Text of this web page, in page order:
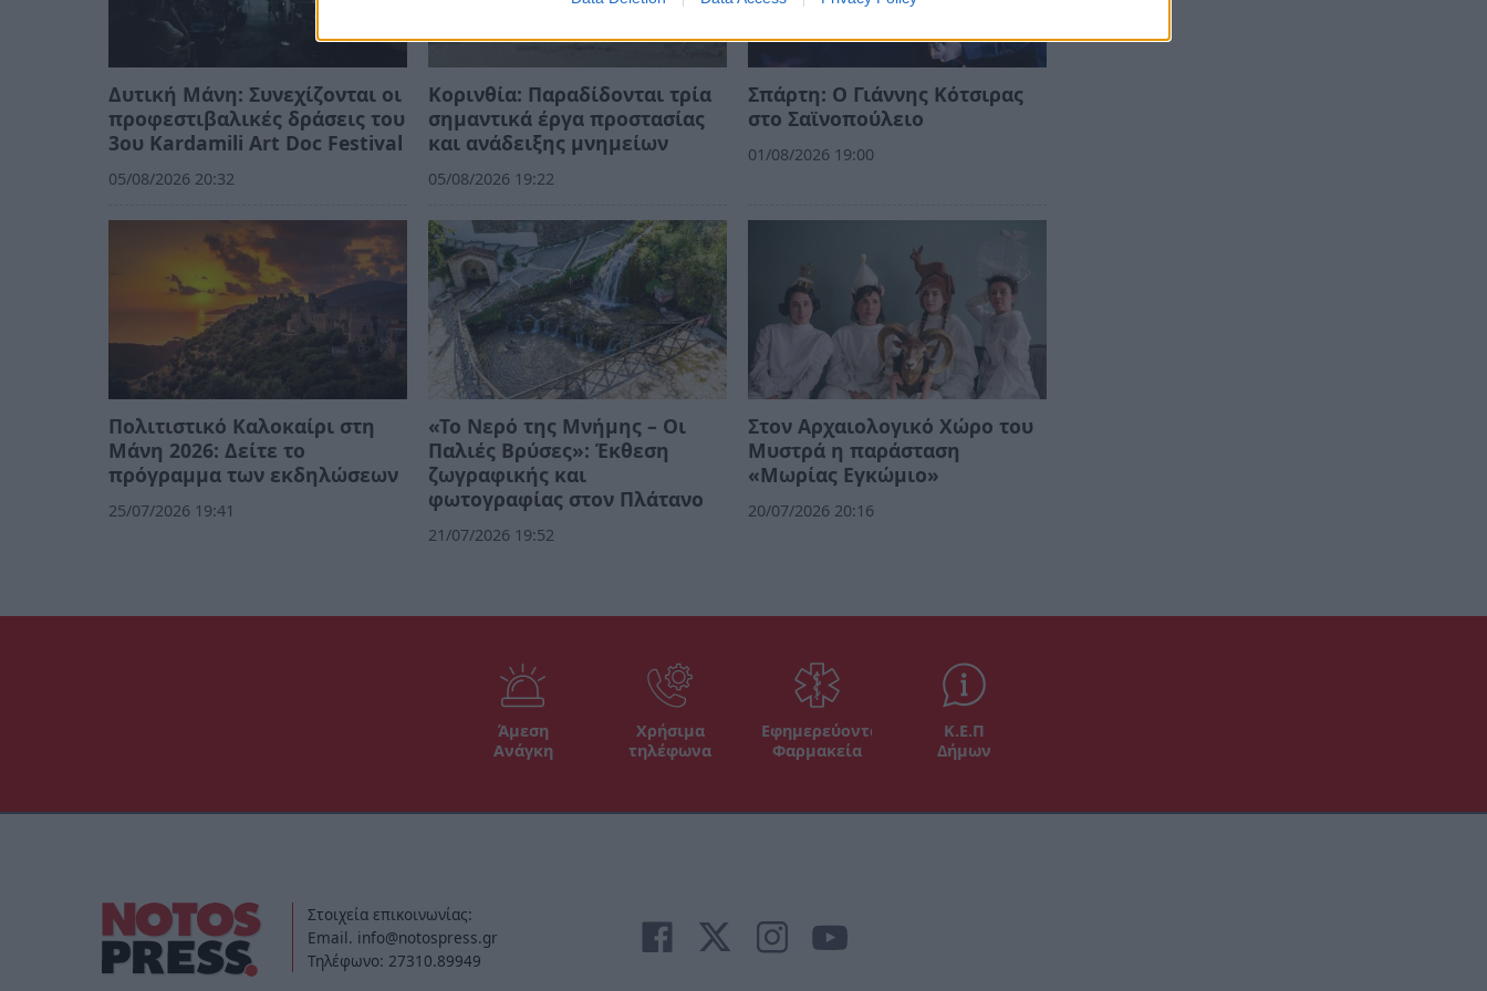
Δυτική Μάνη: Συνεχίζονται οι
προφεστιβαλικές δράσεις του
3ου Kardamili Art Doc Festival
05/08/2026 20:32
Κορινθία: Παραδίδονται τρία
σημαντικά έργα προστασίας
και ανάδειξης μνημείων
05/08/2026 19:22
Σπάρτη: Ο Γιάννης Κότσιρας
στο Σαϊνοπούλειο
01/08/2026 19:00
Πολιτιστικό Καλοκαίρι στη
Μάνη 2026: Δείτε το
πρόγραμμα των εκδηλώσεων
25/07/2026 19:41
«Το Νερό της Μνήμης – Οι
Παλιές Βρύσες»: Έκθεση
ζωγραφικής και
φωτογραφίας στον Πλάτανο
21/07/2026 19:52
Στον Αρχαιολογικό Χώρο του
Μυστρά η παράσταση
«Μωρίας Εγκώμιο»
20/07/2026 20:16
Άμεση
Ανάγκη
Χρήσιμα
τηλέφωνα
Εφημερεύοντα
Φαρμακεία
Κ.Ε.Π
Δήμων
Στοιχεία επικοινωνίας:
Email. info@notospress.gr
Τηλέφωνο: 27310.89949